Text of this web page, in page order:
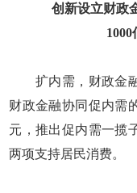
创新设立财政
扩内需，财政金融
财政金融协同促内需
元，推出促内需一揽
两项支持居民消费。